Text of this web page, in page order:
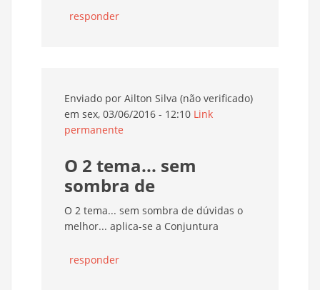
responder
Enviado por Ailton Silva (não verificado)
em sex, 03/06/2016 - 12:10 Link
permanente
O 2 tema... sem
sombra de
O 2 tema... sem sombra de dúvidas o
melhor... aplica-se a Conjuntura
responder